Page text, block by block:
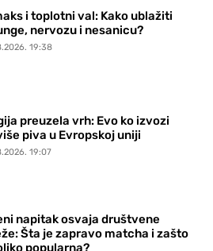
i toplotni val: Kako ublažiti
nervozu i nesanicu?
19:38
preuzela vrh: Evo ko izvozi
piva u Evropskoj uniji
19:07
napitak osvaja društvene
Šta je zapravo matcha i zašto
popularna?